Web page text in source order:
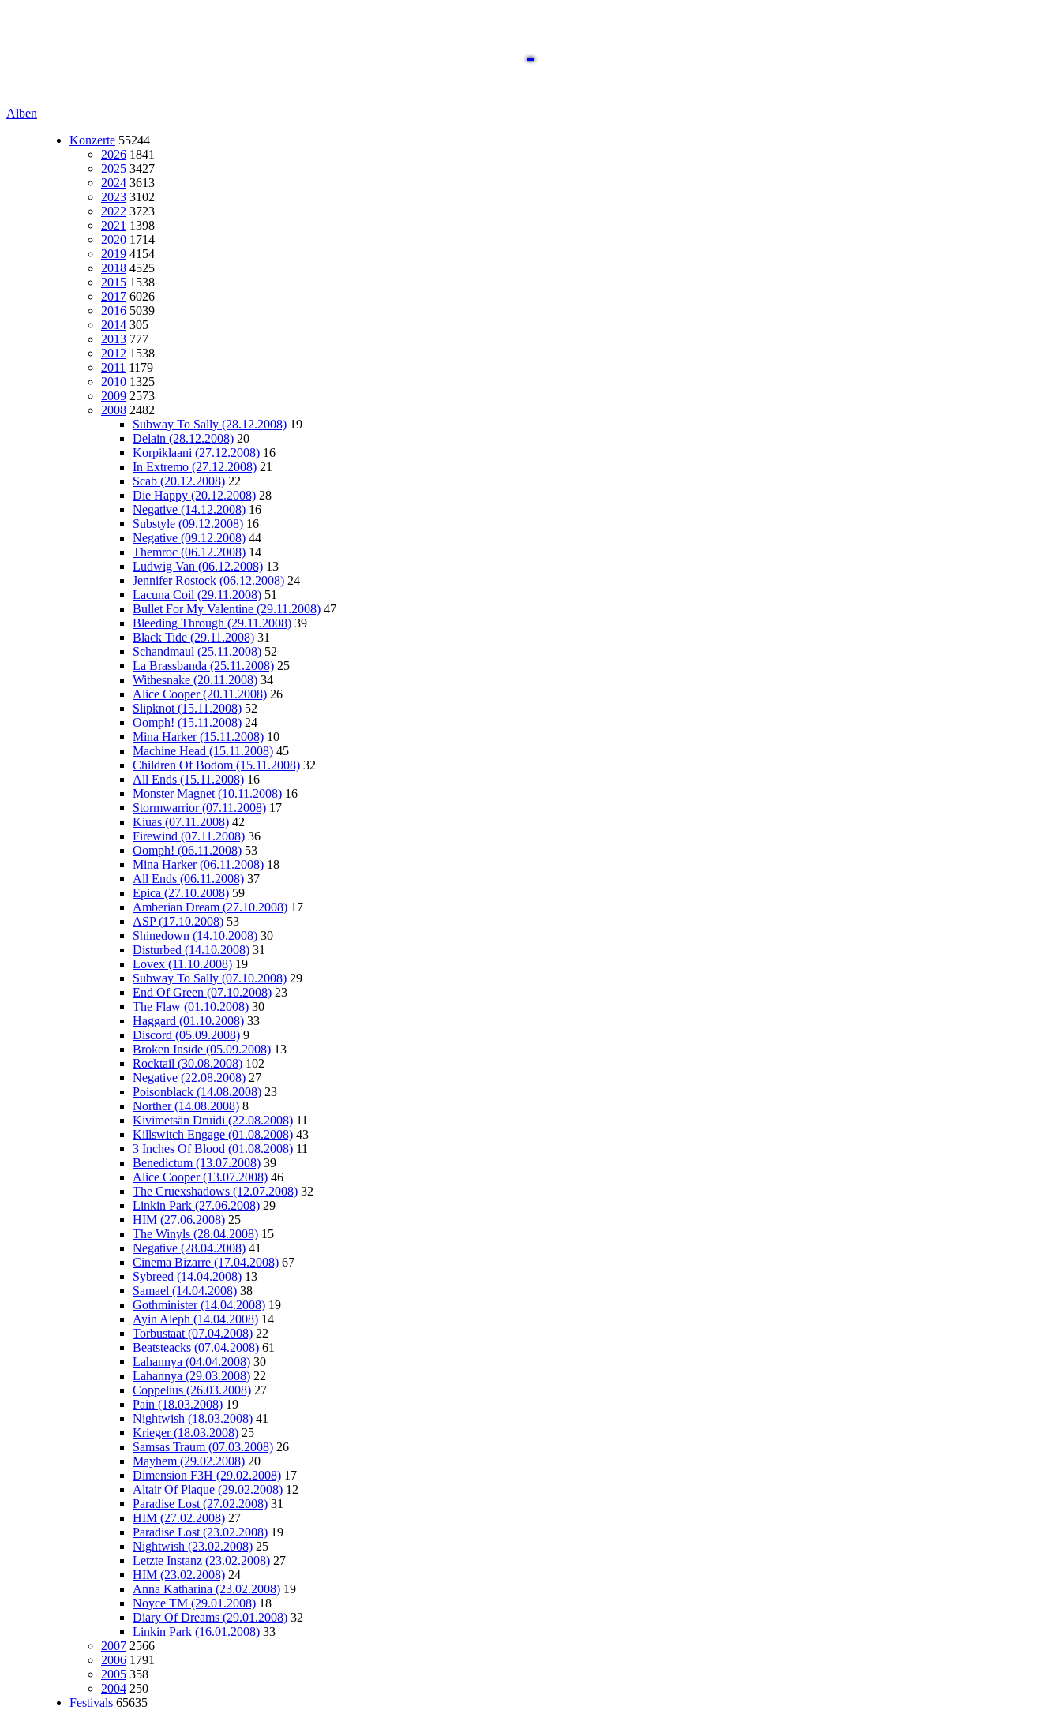
Alben
Konzerte 55244
2026 1841
2025 3427
2024 3613
2023 3102
2022 3723
2021 1398
2020 1714
2019 4154
2018 4525
2015 1538
2017 6026
2016 5039
2014 305
2013 777
2012 1538
2011 1179
2010 1325
2009 2573
2008 2482
Subway To Sally (28.12.2008) 19
Delain (28.12.2008) 20
Korpiklaani (27.12.2008) 16
In Extremo (27.12.2008) 21
Scab (20.12.2008) 22
Die Happy (20.12.2008) 28
Negative (14.12.2008) 16
Substyle (09.12.2008) 16
Negative (09.12.2008) 44
Themroc (06.12.2008) 14
Ludwig Van (06.12.2008) 13
Jennifer Rostock (06.12.2008) 24
Lacuna Coil (29.11.2008) 51
Bullet For My Valentine (29.11.2008) 47
Bleeding Through (29.11.2008) 39
Black Tide (29.11.2008) 31
Schandmaul (25.11.2008) 52
La Brassbanda (25.11.2008) 25
Withesnake (20.11.2008) 34
Alice Cooper (20.11.2008) 26
Slipknot (15.11.2008) 52
Oomph! (15.11.2008) 24
Mina Harker (15.11.2008) 10
Machine Head (15.11.2008) 45
Children Of Bodom (15.11.2008) 32
All Ends (15.11.2008) 16
Monster Magnet (10.11.2008) 16
Stormwarrior (07.11.2008) 17
Kiuas (07.11.2008) 42
Firewind (07.11.2008) 36
Oomph! (06.11.2008) 53
Mina Harker (06.11.2008) 18
All Ends (06.11.2008) 37
Epica (27.10.2008) 59
Amberian Dream (27.10.2008) 17
ASP (17.10.2008) 53
Shinedown (14.10.2008) 30
Disturbed (14.10.2008) 31
Lovex (11.10.2008) 19
Subway To Sally (07.10.2008) 29
End Of Green (07.10.2008) 23
The Flaw (01.10.2008) 30
Haggard (01.10.2008) 33
Discord (05.09.2008) 9
Broken Inside (05.09.2008) 13
Rocktail (30.08.2008) 102
Negative (22.08.2008) 27
Poisonblack (14.08.2008) 23
Norther (14.08.2008) 8
Kivimetsän Druidi (22.08.2008) 11
Killswitch Engage (01.08.2008) 43
3 Inches Of Blood (01.08.2008) 11
Benedictum (13.07.2008) 39
Alice Cooper (13.07.2008) 46
The Cruexshadows (12.07.2008) 32
Linkin Park (27.06.2008) 29
HIM (27.06.2008) 25
The Winyls (28.04.2008) 15
Negative (28.04.2008) 41
Cinema Bizarre (17.04.2008) 67
Sybreed (14.04.2008) 13
Samael (14.04.2008) 38
Gothminister (14.04.2008) 19
Ayin Aleph (14.04.2008) 14
Torbustaat (07.04.2008) 22
Beatsteacks (07.04.2008) 61
Lahannya (04.04.2008) 30
Lahannya (29.03.2008) 22
Coppelius (26.03.2008) 27
Pain (18.03.2008) 19
Nightwish (18.03.2008) 41
Krieger (18.03.2008) 25
Samsas Traum (07.03.2008) 26
Mayhem (29.02.2008) 20
Dimension F3H (29.02.2008) 17
Altair Of Plaque (29.02.2008) 12
Paradise Lost (27.02.2008) 31
HIM (27.02.2008) 27
Paradise Lost (23.02.2008) 19
Nightwish (23.02.2008) 25
Letzte Instanz (23.02.2008) 27
HIM (23.02.2008) 24
Anna Katharina (23.02.2008) 19
Noyce TM (29.01.2008) 18
Diary Of Dreams (29.01.2008) 32
Linkin Park (16.01.2008) 33
2007 2566
2006 1791
2005 358
2004 250
Festivals 65635